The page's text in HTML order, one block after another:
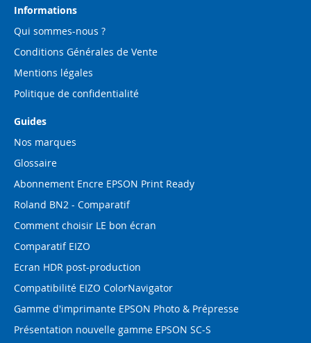
d’information
Informations
Qui sommes-nous ?
Conditions Générales de Vente
Mentions légales
Politique de confidentialité
Guides
Nos marques
Glossaire
Abonnement Encre EPSON Print Ready
Roland BN2 - Comparatif
Comment choisir LE bon écran
Comparatif EIZO
Ecran HDR post-production
Compatibilité EIZO ColorNavigator
Gamme d'imprimante EPSON Photo & Prépresse
Présentation nouvelle gamme EPSON SC-S